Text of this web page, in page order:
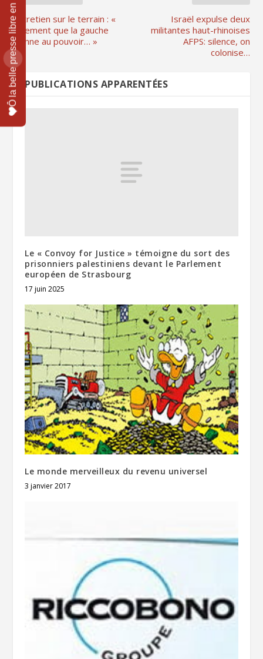
Entretien sur le terrain : «
Vivement que la gauche
vienne au pouvoir… »
Israël expulse deux
militantes haut-rhinoises
AFPS: silence, on
colonise…
PUBLICATIONS APPARENTÉES
Le « Convoy for Justice » témoigne du sort des
prisonniers palestiniens devant le Parlement
européen de Strasbourg
17 juin 2025
Le monde merveilleux du revenu universel
3 janvier 2017